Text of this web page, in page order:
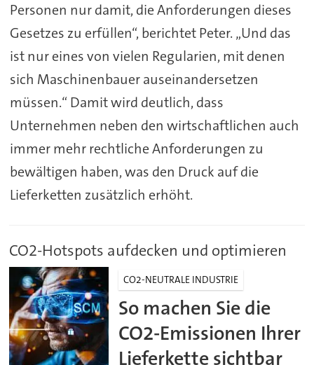
Personen nur damit, die Anforderungen dieses
Gesetzes zu erfüllen“, berichtet Peter. „Und das
ist nur eines von vielen Regularien, mit denen
sich Maschinenbauer auseinandersetzen
müssen.“ Damit wird deutlich, dass
Unternehmen neben den wirtschaftlichen auch
immer mehr rechtliche Anforderungen zu
bewältigen haben, was den Druck auf die
Lieferketten zusätzlich erhöht.
CO2-Hotspots aufdecken und optimieren
CO2-NEUTRALE INDUSTRIE
So machen Sie die
CO2-Emissionen Ihrer
Lieferkette sichtbar